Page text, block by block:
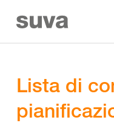
Lista di